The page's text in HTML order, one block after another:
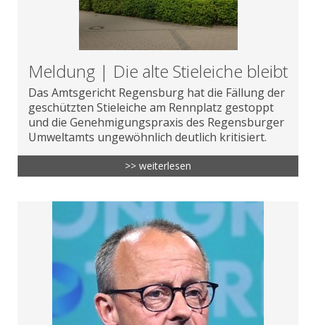
Meldung | Die alte Stieleiche bleibt
Das Amtsgericht Regensburg hat die Fällung der
geschützten Stieleiche am Rennplatz gestoppt
und die Genehmigungspraxis des Regensburger
Umweltamts ungewöhnlich deutlich kritisiert.
>> weiterlesen